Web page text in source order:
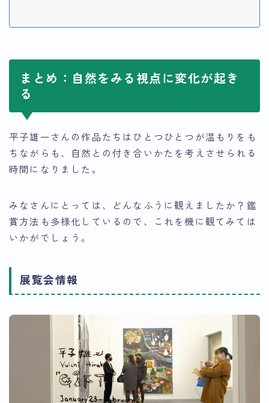
まとめ：自然をみる視点に変化が起き
る
平子雄一さんの作品たちはひとつひとつが温もりをも
ちながらも、自然との付き合いかたを考えさせられる
時間になりました。
みなさんにとっては、どんなふうに観えましたか？鑑
賞方法も多様化しているので、これを機に観てみては
いかがでしょう。
展覧会情報